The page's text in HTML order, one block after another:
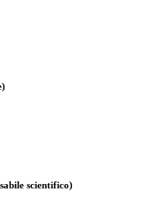
scientifico)